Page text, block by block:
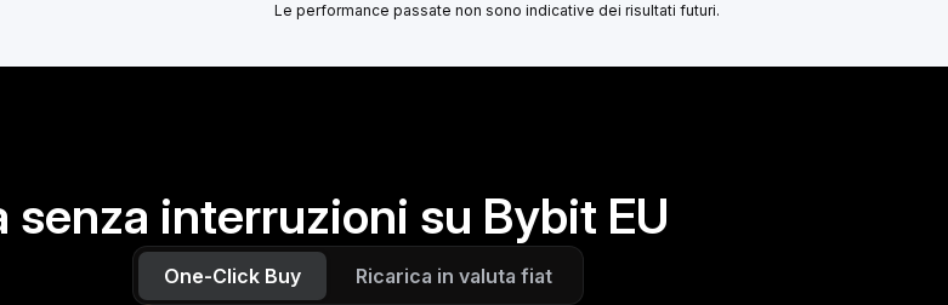
Le performance passate non sono indicative dei risultati futuri.
senza interruzioni su Bybit EU
One-Click Buy Ricarica in valuta fiat